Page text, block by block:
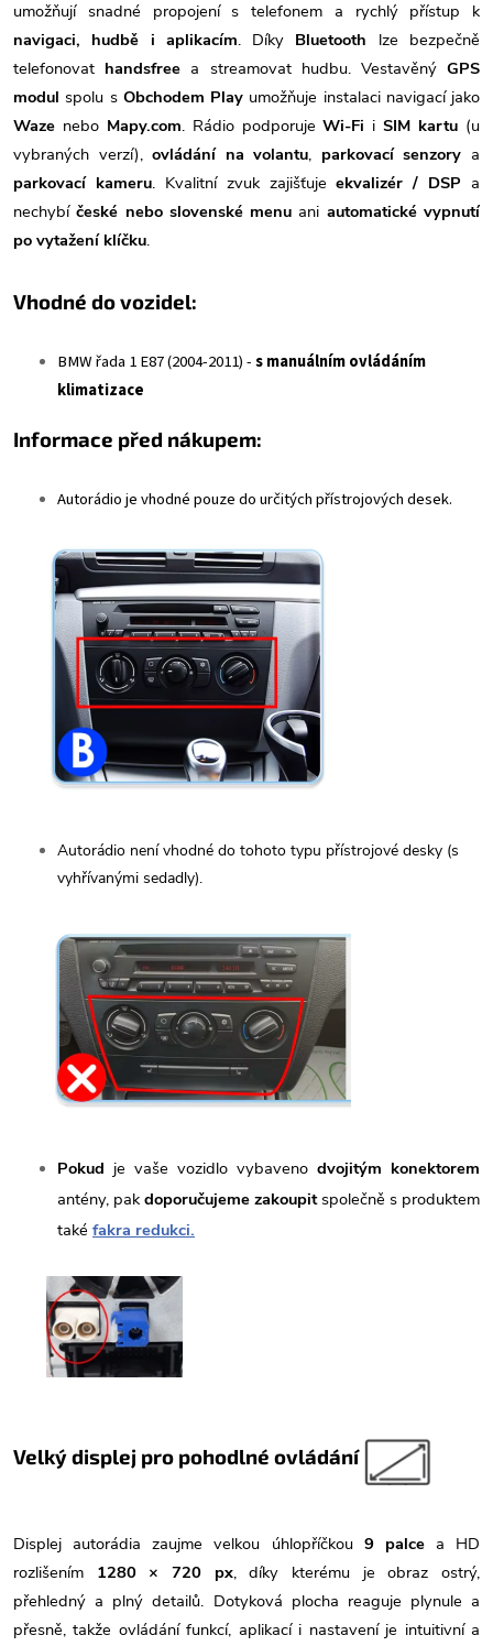
umožňují snadné propojení s telefonem a rychlý přístup k
navigaci, hudbě i aplikacím. Díky Bluetooth lze bezpečně
telefonovat handsfree a streamovat hudbu. VestavěnýGPS
modul spolu s Obchodem Play umožňuje instalaci navigací jako
Waze nebo Mapy.com. Rádio podporujeWi-Fi iSIM kartu (u
vybraných verzí),ovládání na volantu, parkovací senzory a
parkovací kameru. Kvalitní zvuk zajišťujeekvalizér / DSP a
nechybíčeské nebo slovenské menu ani automatické vypnutí
po vytažení klíčku.
Vhodné do vozidel:
BMW řada 1 E87 (2004-2011) -s manuálním ovládáním
klimatizace
Informace před nákupem:
Autorádio je vhodné pouze do určitých přístrojových desek.
Autorádio není vhodné do tohoto typu přístrojové desky (s
vyhřívanými sedadly).
Pokud je vaše vozidlo vybaveno dvojitým konektorem
antény, pakdoporučujeme zakoupitspolečně s produktem
také fakra redukci.
Velký displej pro pohodlné ovládání
Displej autorádia zaujme velkou úhlopříčkou 9 palcea HD
rozlišením 1280 × 720 px, díky kterému je obraz ostrý,
přehledný a plný detailů. Dotyková plocha reaguje plynule a
přesně, takže ovládání funkcí, aplikací i nastavení je intuitivní a